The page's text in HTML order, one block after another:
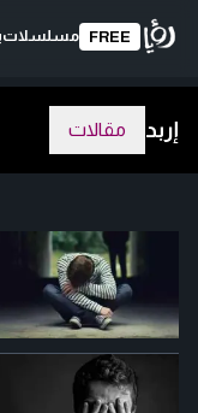
FREE مسلسلات
إربد مقالات